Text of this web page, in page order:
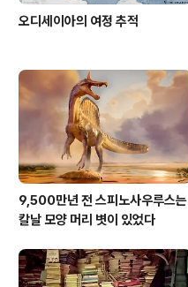
오디세이아의 여정 추적
9,500만년 전 스피노사우루스는
칼날 모양 머리 볏이 있었다